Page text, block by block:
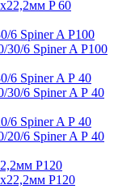
6 Spiner A Р100
6 Spiner A Р 40
6 Spiner A Р 40
P120